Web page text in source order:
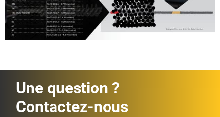
Une question ?
Contactez-nous